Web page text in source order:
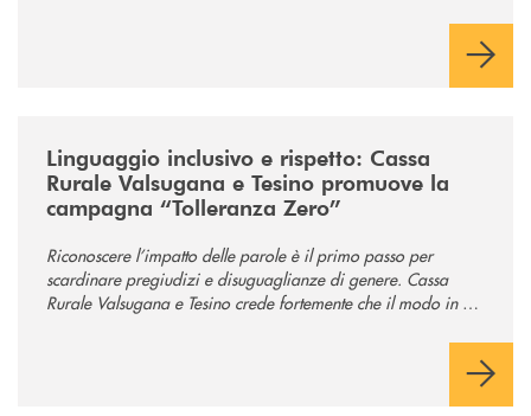
Linguaggio inclusivo e rispetto: Cassa
Rurale Valsugana e Tesino promuove la
campagna “Tolleranza Zero”
Riconoscere l’impatto delle parole è il primo passo per
scardinare pregiudizi e disuguaglianze di genere. Cassa
Rurale Valsugana e Tesino crede fortemente che il modo in cui